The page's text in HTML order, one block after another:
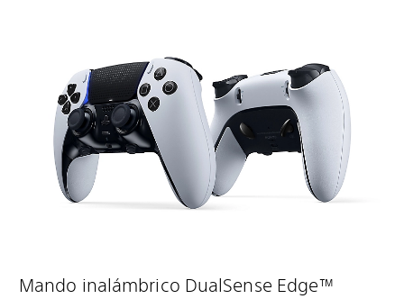
Mando inalámbrico DualSense Edge™